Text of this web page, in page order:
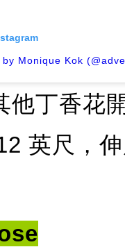
Monique Kok
他丁香花
英尺，